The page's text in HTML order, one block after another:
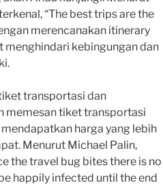
“The best trips are the
merencanakan itinerary
menghindari kebingungan dan
transportasi dan
memesan tiket transportasi
harga yang lebih
Menurut Michael Palin,
the travel bug bites there is no
happily infected until the end